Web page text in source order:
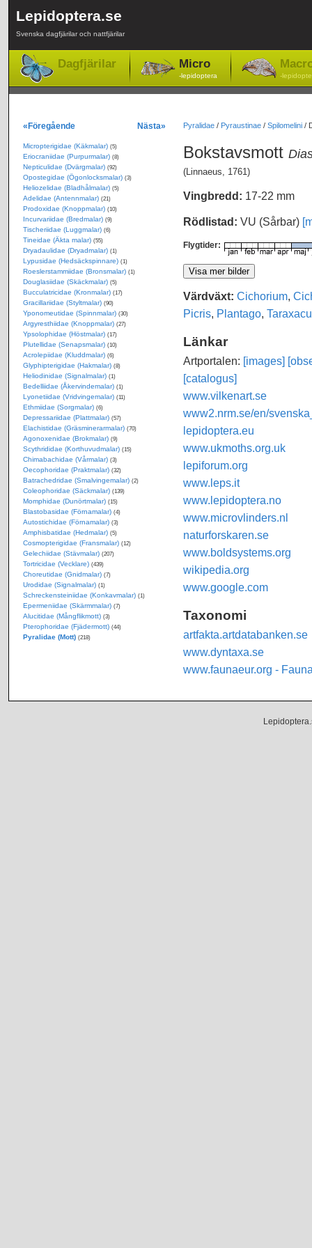
Lepidoptera.se
Svenska dagfjärilar och nattfjärilar
Dagfjärilar Micro
-lepidoptera -
Pyralidae/ Pyraustinae/ Spilomelini/
Bokstavsmott
(Linnaeus, 1761)
Vingbredd: 17-22 mm
Rödlistad: VU (Sårbar)
Flygtider:
Värdväxt: Cichorium,
Picris, Plantago,
Länkar
Artportalen: [images]
[catalogus]
www.vilkenart.se
www2.nrm.se/en/
lepidoptera.eu
www.ukmoths.org.uk
lepiforum.org
www.leps.it
www.lepidoptera.no
www.microvlinders.nl
naturforskaren.se
www.boldsystems.org
wikipedia.org
www.google.com
Taxonomi
artfakta.artdatabanken.se
www.dyntaxa.se
www.faunaeur.org -
«Föregående Nästa»
Micropterigidae (Käkmalar) (5)
Eriocraniidae (Purpurmalar) (8)
Nepticulidae (Dvärgmalar) (92)
Opostegidae (Ögonlocksmalar) (3)
Heliozelidae (Bladhålmalar) (5)
Adelidae (Antennmalar) (21)
Prodoxidae (Knoppmalar) (10)
Incurvariidae (Bredmalar) (9)
Tischeriidae (Luggmalar) (6)
Tineidae (Äkta malar) (55)
Dryadaulidae (Dryadmalar) (1)
Lypusidae (Hedsäckspinnare) (1)
Roeslerstammiidae (Bronsmalar) (1)
Douglasiidae (Skäckmalar) (5)
Bucculatricidae (Kronmalar) (17)
Gracillariidae (Styltmalar) (90)
Yponomeutidae (Spinnmalar) (30)
Argyresthiidae (Knoppmalar) (27)
Ypsolophidae (Höstmalar) (17)
Plutellidae (Senapsmalar) (10)
Acrolepiidae (Kluddmalar) (6)
Glyphipterigidae (Hakmalar) (8)
Heliodinidae (Signalmalar) (1)
Bedelliidae (Åkervindemalar) (1)
Lyonetiidae (Vridvingemalar) (11)
Ethmiidae (Sorgmalar) (6)
Depressariidae (Plattmalar) (57)
Elachistidae (Gräsminerarmalar) (70)
Agonoxenidae (Brokmalar) (9)
Scythrididae (Korthuvudmalar) (15)
Chimabachidae (Vårmalar) (3)
Oecophoridae (Praktmalar) (32)
Batrachedridae (Smalvingemalar) (2)
Coleophoridae (Säckmalar) (139)
Momphidae (Dunörtmalar) (15)
Blastobasidae (Förnamalar) (4)
Autostichidae (Förnamalar) (3)
Amphisbatidae (Hedmalar) (5)
Cosmopterigidae (Fransmalar) (12)
Gelechiidae (Stävmalar) (207)
Tortricidae (Vecklare) (439)
Choreutidae (Gnidmalar) (7)
Urodidae (Signalmalar) (1)
Schreckensteiniidae (Konkavmalar) (1)
Epermeniidae (Skärmmalar) (7)
Alucitidae (Mångflikmott) (3)
Pterophoridae (Fjädermott) (44)
Pyralidae (Mott) (218)